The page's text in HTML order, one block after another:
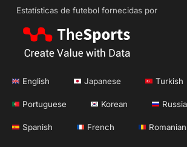
Estatísticas de futebol fornecidas por
English Japanese Turkish
Portuguese Korean
Spanish French Romanian